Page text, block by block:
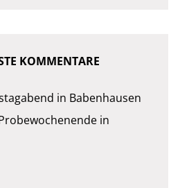
KOMMENTARE
in Babenhausen
in